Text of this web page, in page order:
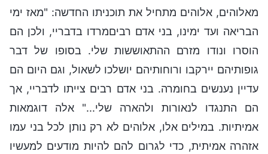
מאלוהים, אלוהים מתחיל את תוכניתו החדשה: "מאז ימי
הבריאה ועד ימינו, בני אדם רביםמרדו בדבריי, ולכן הם
הוסרו ונודו מזרם ההתאוששות שלי. בסופו של דבר
גופותיהם יירקבו ורוחותיהם יושלכו לשאול, וגם היום הם
עדיין נענשים בחומרה. בני אדם רבים צייתו לדבריי, אך
הם התנגדו לנאורות ולהארה שלי..." אלה דוגמאות
אמיתיות. במילים אלו, אלוהים לא רק נותן לכל בני עמו
אזהרה אמיתית, כדי לגרום להם להיות מודעים למעשיו